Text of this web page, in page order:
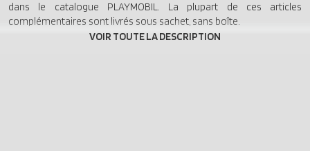
dans le catalogue PLAYMOBIL. La plupart de ces articles
complémentaires sont livrés sous sachet, sans boîte.